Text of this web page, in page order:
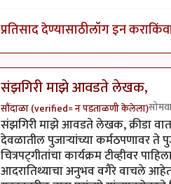
प्रतिसाद देण्यासाठीलॉग इन करा
संझगिरी माझे आवडते लेखक,
सौंदाळा (verified= न पडताळणी केलेला)
संझगिरी माझे आवडते लेखक, क्रीडा
देवळातील पुजार्‍यांच्या कर्मठपणावर ते
चित्रपट्गीतांचा कार्यक्रम टीव्हीवर
आदरातिथ्याचा अनुभव वगैरे वाचले